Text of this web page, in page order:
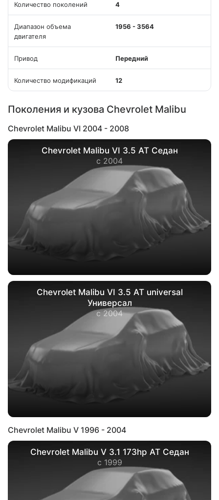
Количество поколений 4
Диапазон объема
двигателя
1956 - 3564
Привод Передний
Количество модификаций 12
Поколения и кузова Chevrolet Malibu
Chevrolet Malibu VI 2004 - 2008
Chevrolet Malibu VI 3.5 AT Седан
с 2004
Chevrolet Malibu VI 3.5 AT universal
Универсал
с 2004
Chevrolet Malibu V 1996 - 2004
Chevrolet Malibu V 3.1 173hp AT Седан
с 1999